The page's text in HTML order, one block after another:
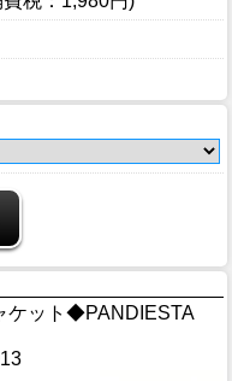
ケット◆PANDIESTA